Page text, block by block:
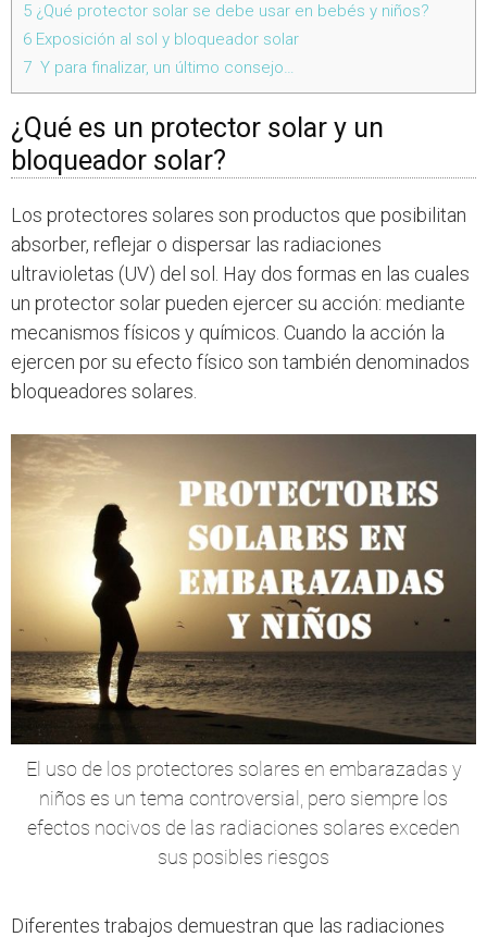
5 ¿Qué protector solar se debe usar en bebés y niños?
6 Exposición al sol y bloqueador solar
7 Y para finalizar, un último consejo…
¿Qué es un protector solar y un
bloqueador solar?
Los protectores solares son productos que posibilitan
absorber, reflejar o dispersar las radiaciones
ultravioletas (UV) del sol. Hay dos formas en las cuales
un protector solar pueden ejercer su acción: mediante
mecanismos físicos y químicos. Cuando la acción la
ejercen por su efecto físico son también denominados
bloqueadores solares.
El uso de los protectores solares en embarazadas y
niños es un tema controversial, pero siempre los
efectos nocivos de las radiaciones solares exceden
sus posibles riesgos
Diferentes trabajos demuestran que las radiaciones